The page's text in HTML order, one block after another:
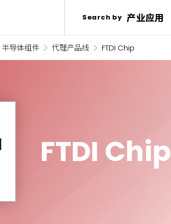
半导体组件 代理产品线 FTDI Chip
Search by 产业应用
Search by 产业应用
FTDI Chip